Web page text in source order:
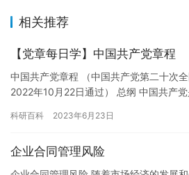
相关推荐
【党章每日学】中国共产党章程
中国共产党章程 （中国共产党第二十次
2022年10月22日通过） 总纲 中国共产
科研百科 2023年6月23日
企业合同管理风险